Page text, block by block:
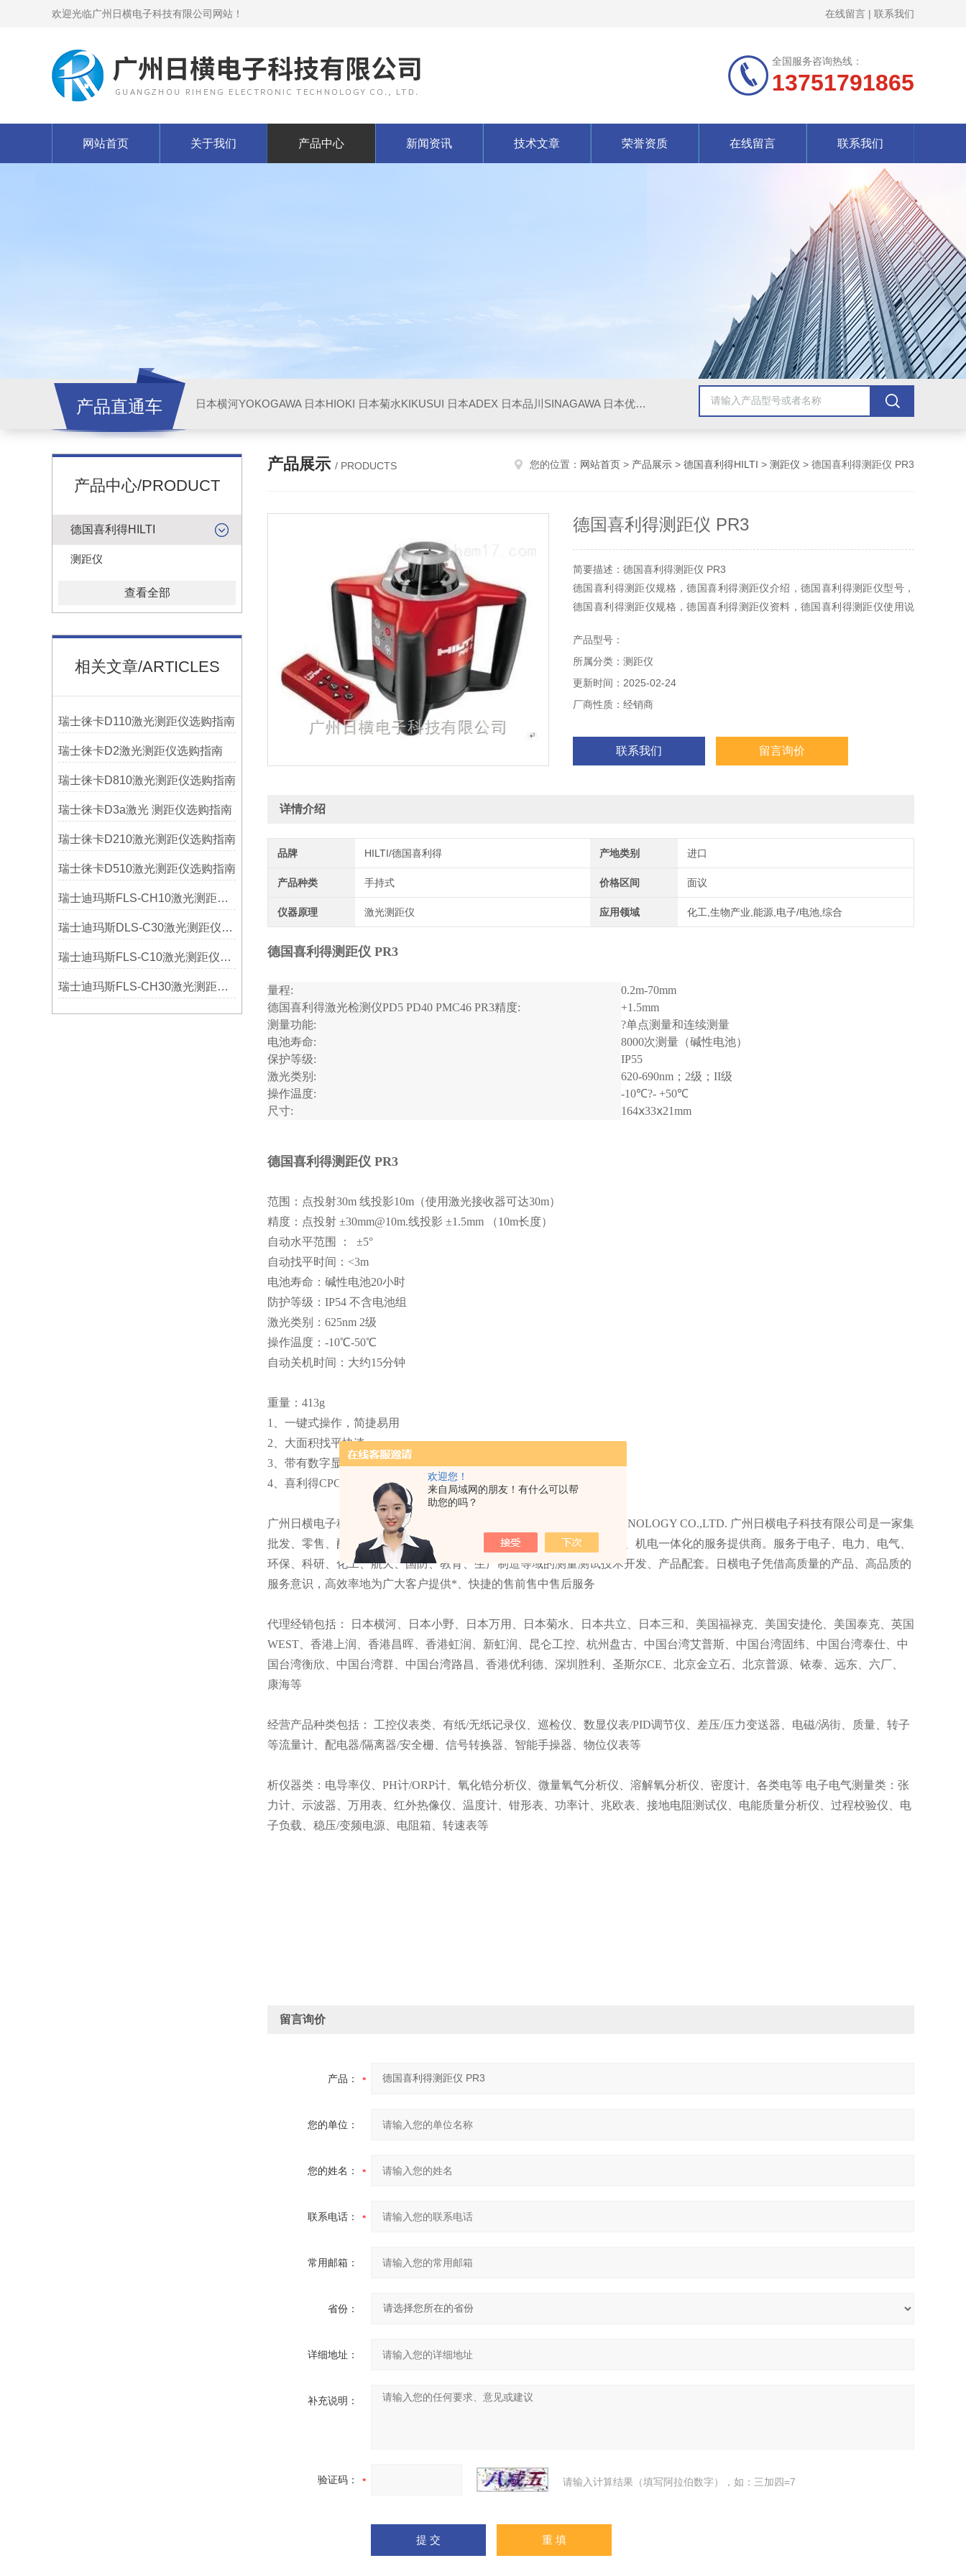
欢迎您！
来自局域网的朋友！有什么可以帮
助您的吗？
欢迎光临广州日横电子科技有限公司网站！ 在线留言 | 联系我们
全国服务咨询热线：
13751791865
网站首页 关于我们 产品中心 新闻资讯 技术文章 荣誉资质 在线留言 联系我们
产品直通车 日本横河YOKOGAWA 日本HIOKI 日本菊水KIKUSUI 日本ADEX 日本品川SINAGAWA 日本优利UNITTA 美国安捷伦Agilent 美国泰克Tektronix 美国罗斯蒙/艾默生
产品中心/PRODUCT
德国喜利得HILTI
测距仪
查看全部
相关文章/ARTICLES
瑞士徕卡D110激光测距仪选购指南
瑞士徕卡D2激光测距仪选购指南
瑞士徕卡D810激光测距仪选购指南
瑞士徕卡D3a激光 测距仪选购指南
瑞士徕卡D210激光测距仪选购指南
瑞士徕卡D510激光测距仪选购指南
瑞士迪玛斯FLS-CH10激光测距仪选购指南
瑞士迪玛斯DLS-C30激光测距仪选购指南
瑞士迪玛斯FLS-C10激光测距仪选购指南
瑞士迪玛斯FLS-CH30激光测距仪选购指南
产品展示 / PRODUCTS 您的位置： 网站首页 > 产品展示 > 德国喜利得HILTI > 测距仪 > 德国喜利得测距仪 PR3
德国喜利得测距仪 PR3
简要描述：德国喜利得测距仪 PR3
德国喜利得测距仪规格，德国喜利得测距仪介绍，德国喜利得测距仪型号，
德国喜利得测距仪规格，德国喜利得测距仪资料，德国喜利得测距仪使用说
产品型号：
所属分类：测距仪
更新时间：2025-02-24
厂商性质：经销商
联系我们 留言询价
详情介绍
品牌 HILTI/德国喜利得 产地类别 进口
产品种类 手持式 价格区间 面议
仪器原理 激光测距仪 应用领域 化工,生物产业,能源,电子/电池,综合
德国喜利得测距仪 PR3
量程:
0.2m-70mm
德国喜利得激光检测仪PD5 PD40 PMC46 PR3精度:
+1.5mm
测量功能:
?单点测量和连续测量
电池寿命:
8000次测量（碱性电池）
保护等级:
IP55
激光类别:
620-690nm；2级；II级
操作温度:
-10℃?- +50℃
尺寸:
164ⅹ33ⅹ21mm
德国喜利得测距仪 PR3
范围：点投射30m 线投影10m（使用激光接收器可达30m）
精度：点投射 ±30mm@10m.线投影 ±1.5mm （10m长度）
自动水平范围 ： ±5°
自动找平时间：<3m
电池寿命：碱性电池20小时
防护等级：IP54 不含电池组
激光类别：625nm 2级
操作温度：-10℃-50℃
自动关机时间：大约15分钟
重量：413g
1、一键式操作，简捷易用
2、大面积找平快速、
3、带有数字显示功能的激光接收器，直观读取水准偏差
4、喜利得CPC锂电池技术
广州日横电子科技有限公司GUANGZHOU RIHENG ELECTRON TECHNOLOGY CO.,LTD. 广州日横电子科技有限公司是一家集
批发、零售、配套为一体的综合性电子电气测量仪器、工控自动化仪表、机电一体化的服务提供商。服务于电子、电力、电气、
环保、科研、化工、航天、国防、教育、生产制造等域的测量测试技术开发、产品配套。日横电子凭借高质量的产品、高品质的
服务意识，高效率地为广大客户提供*、快捷的售前售中售后服务
代理经销包括： 日本横河、日本小野、日本万用、日本菊水、日本共立、日本三和、美国福禄克、美国安捷伦、美国泰克、英国
WEST、香港上润、香港昌晖、香港虹润、新虹润、昆仑工控、杭州盘古、中国台湾艾普斯、中国台湾固纬、中国台湾泰仕、中
国台湾衡欣、中国台湾群、中国台湾路昌、香港优利德、深圳胜利、圣斯尔CE、北京金立石、北京普源、铱泰、远东、六厂、
康海等
经营产品种类包括： 工控仪表类、有纸/无纸记录仪、巡检仪、数显仪表/PID调节仪、差压/压力变送器、电磁/涡街、质量、转子
等流量计、配电器/隔离器/安全栅、信号转换器、智能手操器、物位仪表等
析仪器类：电导率仪、PH计/ORP计、氧化锆分析仪、微量氧气分析仪、溶解氧分析仪、密度计、各类电等 电子电气测量类：张
力计、示波器、万用表、红外热像仪、温度计、钳形表、功率计、兆欧表、接地电阻测试仪、电能质量分析仪、过程校验仪、电
子负载、稳压/变频电源、电阻箱、转速表等
留言询价
产品：
您的单位：
您的姓名：
联系电话：
常用邮箱：
省份：
详细地址：
补充说明：
验证码： 请输入计算结果（填写阿拉伯数字），如：三加四=7